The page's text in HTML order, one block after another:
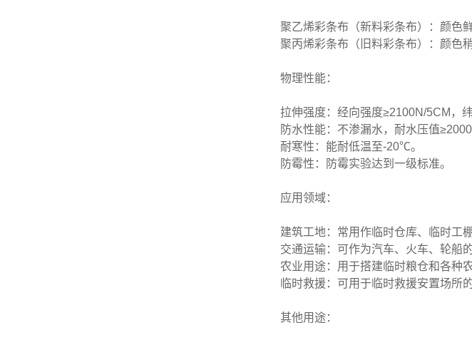
聚乙烯彩条布 （新料彩条布）：颜色
聚丙烯彩条布 （旧料彩条布）：颜色
物理性能：
拉伸强度：经向强度≥2100N/5CM，
防水性能：不渗漏水，耐水压值
耐寒性：能耐低温至-20℃。
防霉性：防霉实验达到一级标准。
应用领域：
建筑工地：常用作临时仓库、临时工
交通运输：可作为汽车、火车、轮船
农业用途：用于搭建临时粮仓和各种
临时救援：可用于临时救援安置场所的
其他用途：